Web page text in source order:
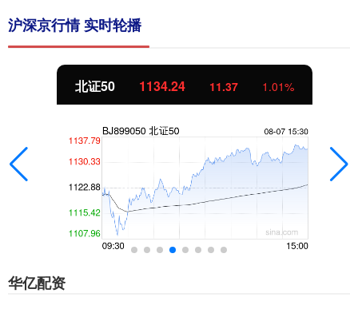
沪深京行情 实时轮播
北证50 1134.24 11.37 1.01%
华亿配资